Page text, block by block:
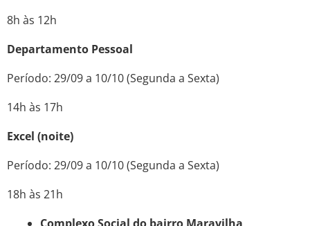
8h às 12h
Departamento Pessoal
Período: 29/09 a 10/10 (Segunda a Sexta)
14h às 17h
Excel (noite)
Período: 29/09 a 10/10 (Segunda a Sexta)
18h às 21h